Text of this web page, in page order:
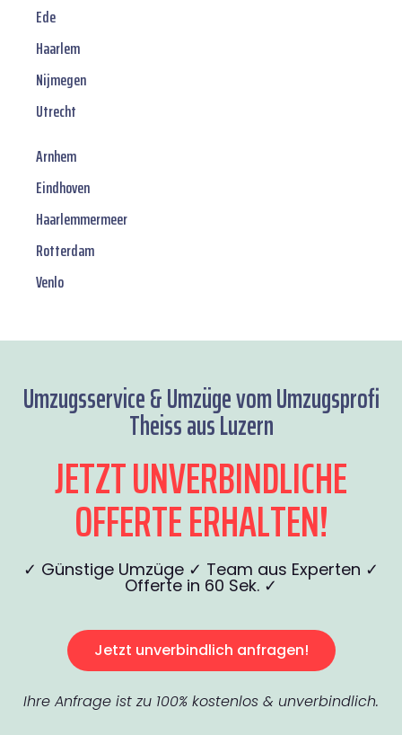
Ede
Haarlem
Nijmegen
Utrecht
Arnhem
Eindhoven
Haarlemmermeer
Rotterdam
Venlo
Umzugsservice & Umzüge vom Umzugsprofi
Theiss aus Luzern
JETZT UNVERBINDLICHE
OFFERTE ERHALTEN!
✓ Günstige Umzüge ✓ Team aus Experten ✓
Offerte in 60 Sek. ✓
Jetzt unverbindlich anfragen!
Ihre Anfrage ist zu 100% kostenlos & unverbindlich.